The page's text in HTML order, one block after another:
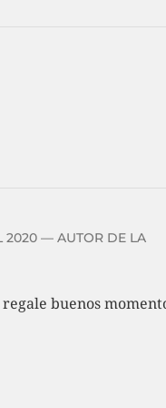
2020 — AUTOR DE LA
regale buenos